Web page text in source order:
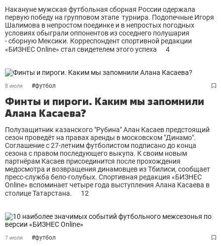
Накануне мужская футбольная сборная России одержала
первую победу на групповом этапе турнира. Подопечные Игоря
Шалимова в непростом поединке и в непростых погодных
условиях обыграли оппонентов из соседнего полушария
- сборную Мексики. Корреспондент спортивной редакции
«БИЗНЕС Online» стал свидетелем этого успеха
4
8 июля #футбол
Финты и пироги. Каким мы запомнили
Алана Касаева?
Полузащитник казанского "Рубина" Алан Касаев предстоящий
сезон проведёт на правах аренды в московском "Динамо".
Соглашение с 27-летним футболистом подписано до конца
сезона с правом последующего выкупа. К своим новым
партнёрам Касаев присоединится после прохождения
медосмотра и возвращения динамовцев из Тбилиси, сообщает
пресс-служба бело-голубых. Спортивная редакция «БИЗНЕС
Online» вспоминает четыре года выступления Алана Касаева в
столице Татарстана.
12
7 июля #футбол